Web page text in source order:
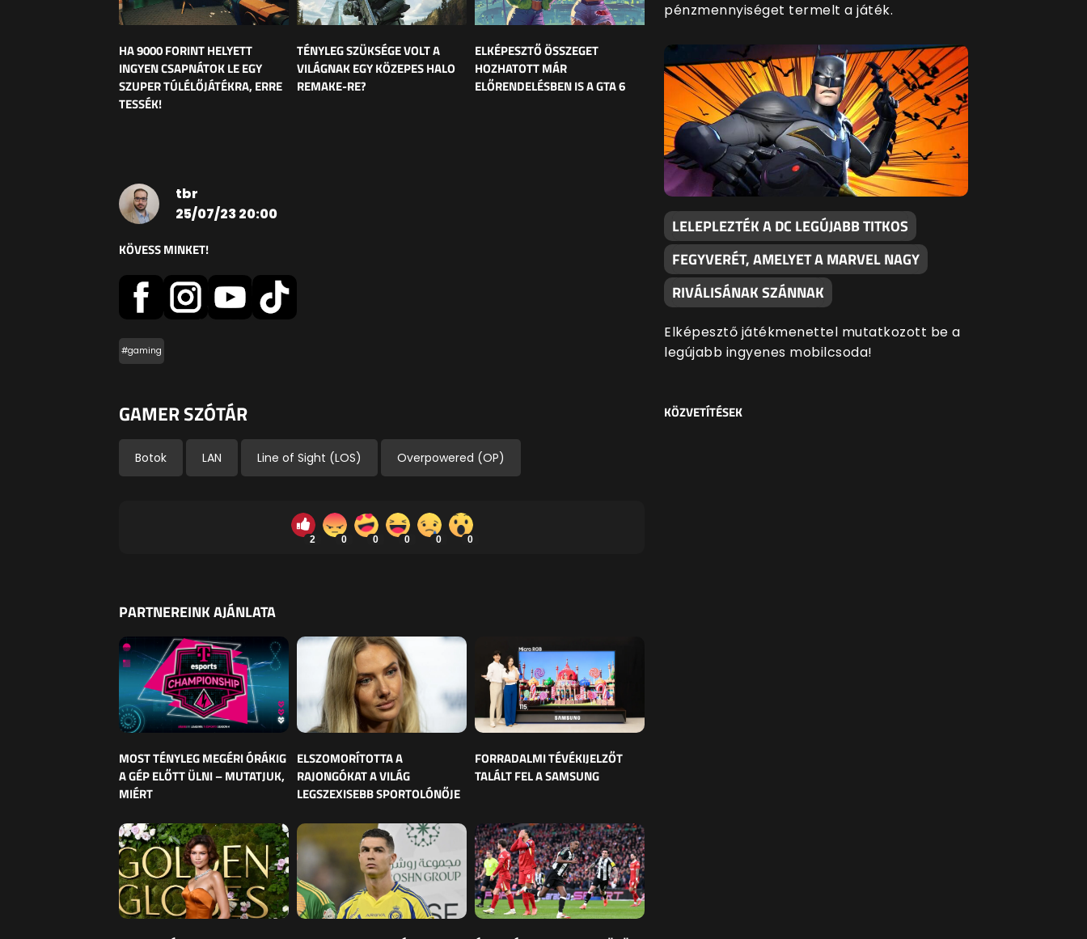
HA 9000 FORINT HELYETT
INGYEN CSAPNÁTOK LE EGY
SZUPER TÚLÉLŐJÁTÉKRA, ERRE
TESSÉK!
TÉNYLEG SZÜKSÉGE VOLT A
VILÁGNAK EGY KÖZEPES HALO
REMAKE-RE?
ELKÉPESZTŐ ÖSSZEGET
HOZHATOTT MÁR
ELŐRENDELÉSBEN IS A GTA 6
tbr
25/07/23 20:00
KÖVESS MINKET!
#gaming
GAMER SZÓTÁR
Botok LAN Line of Sight (LOS) Overpowered (OP)
2 0 0 0 0 0
PARTNEREINK AJÁNLATA
MOST TÉNYLEG MEGÉRI ÓRÁKIG
A GÉP ELŐTT ÜLNI – MUTATJUK,
MIÉRT
ELSZOMORÍTOTTA A
RAJONGÓKAT A VILÁG
LEGSZEXISEBB SPORTOLÓNŐJE
FORRADALMI TÉVÉKIJELZŐT
TALÁLT FEL A SAMSUNG
pénzmennyiséget termelt a játék.
LELEPLEZTÉK A DC LEGÚJABB TITKOS
FEGYVERÉT, AMELYET A MARVEL NAGY
RIVÁLISÁNAK SZÁNNAK
Elképesztő játékmenettel mutatkozott be a
legújabb ingyenes mobilcsoda!
KÖZVETÍTÉSEK